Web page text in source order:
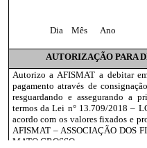
Dia Mês Ano
AUTORIZAÇÃO PARA
Autorizo a AFISMAT a debitar
pagamento através de
resguardando e assegurando a
termos da Lei n° 13.709/2018 –
acordo com os valores fixados e
AFISMAT – ASSOCIAÇÃO DOS
MATO GROSSO.